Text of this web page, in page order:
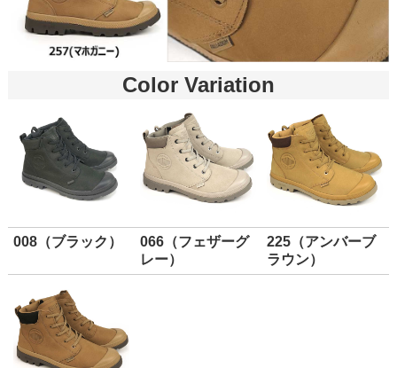
Color Variation
008（ブラック）
066（フェザーグ
レー）
225（アンバーブ
ラウン）